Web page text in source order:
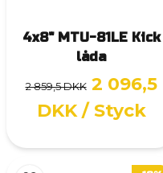
4x8" MTU-81LE Kick
låda
2 859,5 DKK 2 096,5
DKK / Styck